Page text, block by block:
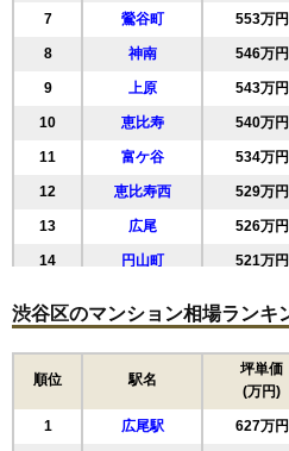
マンション
無料一括査
豊栄新都心マンション
住所 東京都渋谷区本町3丁目
交通 西新宿五丁目駅（5分
相場 5,640万円～
(98.9万円/㎡~106.0万円
無料一括査
シティハウス渋谷本町
東京都渋谷区本町3丁目
西新宿五丁目駅（4分
7 鶯谷町 553万円
8 神南 546万円
9 上原 543万円
10 恵比寿 540万円
11 富ケ谷 534万円
12 恵比寿西 529万円
13 広尾 526万円
14 円山町 521万円
16 桜丘町 510万円
506万円
503万円
19 神山町 492万円
渋谷区のマンション相場ランキ
順位 駅名
坪単価
(万円)
1 広尾駅 627万円